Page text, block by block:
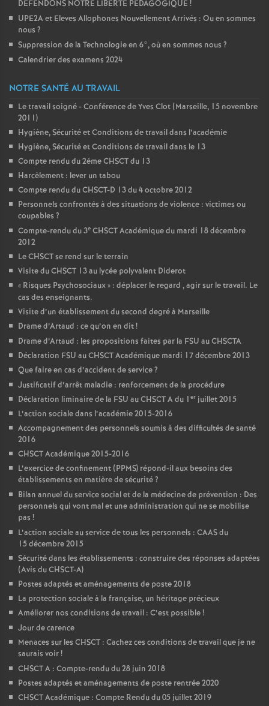
DEFENDONS NOTRE LIBERTE PEDAGOGIQUE !
UPE2A et Eleves Allophones Nouvellement Arrivés : Ou en sommes
nous ?
Suppression de la Technologie en 6°, où en sommes nous ?
Calendrier des examens 2024
NOTRE SANTÉ AU TRAVAIL
Le travail soigné - Conférence de Yves Clot (Marseille, 15 novembre
2011)
Hygiène, Sécurité et Conditions de travail dans l’académie
Hygiène, Sécurité et Conditions de travail dans le 13
Compte rendu du 2éme CHSCT du 13
Harcèlement : lever un tabou
Compte rendu du CHSCT-D 13 du 4 octobre 2012
Personnels confrontés à des situations de violence : victimes ou
coupables ?
Compte-rendu du 3e CHSCT Académique du mardi 18 décembre
2012
Le CHSCT se rend sur le terrain
Visite du CHSCT 13 au lycée polyvalent Diderot
« Risques Psychosociaux» : déplacer le regard , agir sur le travail. Le
cas des enseignants.
Visite d’un établissement du second degré à Marseille
Drame d’Artaud : ce qu’on en dit!
Drame d’Artaud : les propositions faites par la FSU au CHSCTA
Déclaration FSU au CHSCT Académique mardi 17 décembre 2013
Que faire en cas d’accident de service?
Justificatif d’arrêt maladie : renforcement de la procédure
Déclaration liminaire de la FSU au CHSCT A du 1 er juillet 2015
L’action sociale dans l’académie 2015-2016
Accompagnement des personnels soumis à des difficultés de santé
2016
CHSCT Académique 2015-2016
L’exercice de confinement (PPMS) répond-il aux besoins des
établissements en matière de sécurité?
Bilan annuel du service social et de la médecine de prévention : Des
personnels qui vont mal et une administration qui ne se mobilise
pas !
L’action sociale au service de tous les personnels : CAAS du
15 décembre 2015
Sécurité dans les établissements : construire des réponses adaptées
(Avis du CHSCT-A)
Postes adaptés et aménagements de poste 2018
La protection sociale à la française, un héritage précieux
Améliorer nos conditions de travail : C’est possible!
Jour de carence
Menaces sur les CHSCT : Cachez ces conditions de travail que je ne
saurais voir!
CHSCT A : Compte-rendu du 28 juin 2018
Postes adaptés et aménagements de poste rentrée 2020
CHSCT Académique : Compte Rendu du 05 juillet 2019